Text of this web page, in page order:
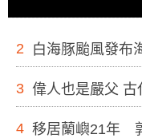
2 白海豚颱風發布
3 偉人也是嚴父 古
4 移居蘭嶼21年